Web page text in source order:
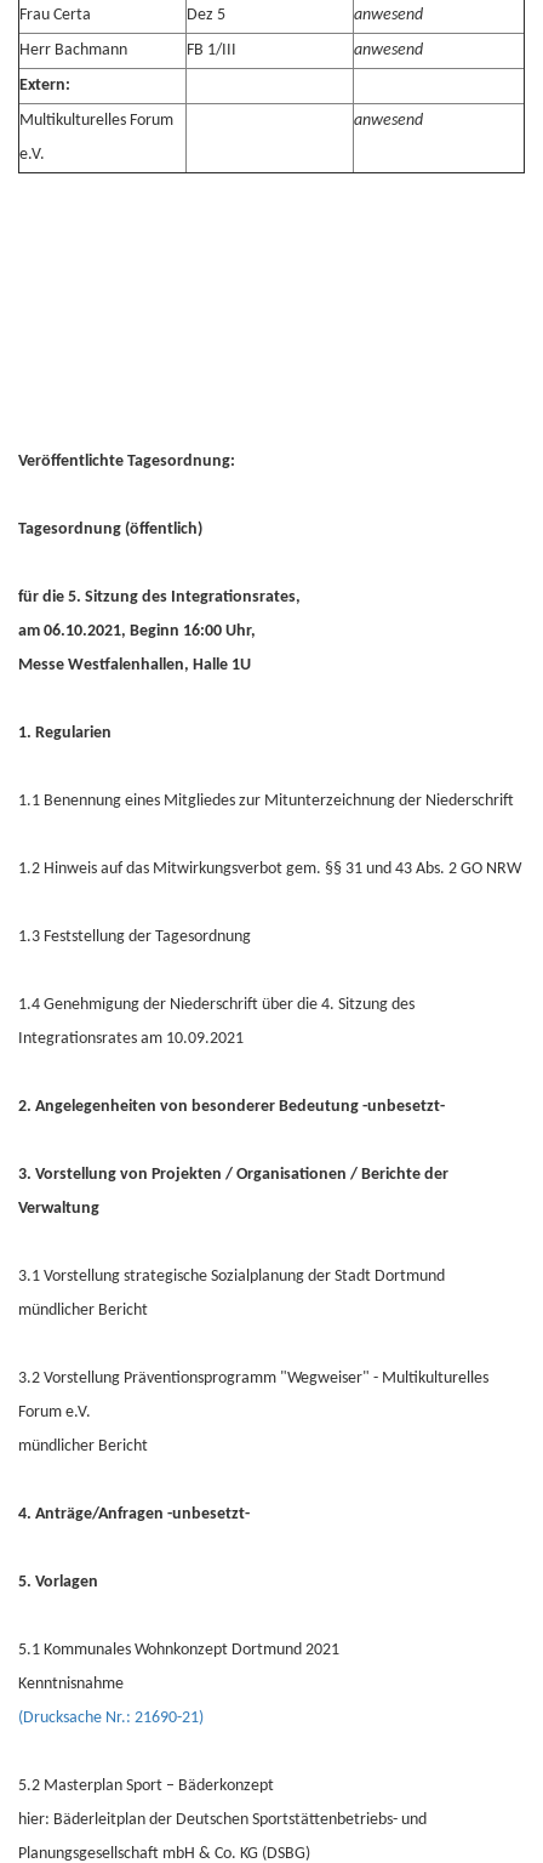
Frau Certa
Dez 5
anwesend
Herr Bachmann
FB 1/III
anwesend
Extern:
Multikulturelles Forum
e.V.
anwesend
Veröffentlichte Tagesordnung:
Tagesordnung (öffentlich)
für die 5. Sitzung des Integrationsrates,
am 06.10.2021, Beginn 16:00 Uhr,
Messe Westfalenhallen, Halle 1U
1. Regularien
1.1 Benennung eines Mitgliedes zur Mitunterzeichnung der Niederschrift
1.2 Hinweis auf das Mitwirkungsverbot gem. §§ 31 und 43 Abs. 2 GO NRW
1.3 Feststellung der Tagesordnung
1.4 Genehmigung der Niederschrift über die 4. Sitzung des
Integrationsrates am 10.09.2021
2. Angelegenheiten von besonderer Bedeutung -unbesetzt-
3. Vorstellung von Projekten / Organisationen / Berichte der
Verwaltung
3.1 Vorstellung strategische Sozialplanung der Stadt Dortmund
mündlicher Bericht
3.2 Vorstellung Präventionsprogramm "Wegweiser" - Multikulturelles
Forum e.V.
mündlicher Bericht
4. Anträge/Anfragen -unbesetzt-
5. Vorlagen
5.1 Kommunales Wohnkonzept Dortmund 2021
Kenntnisnahme
(Drucksache Nr.: 21690-21)
5.2 Masterplan Sport – Bäderkonzept
hier: Bäderleitplan der Deutschen Sportstättenbetriebs- und
Planungsgesellschaft mbH & Co. KG (DSBG)